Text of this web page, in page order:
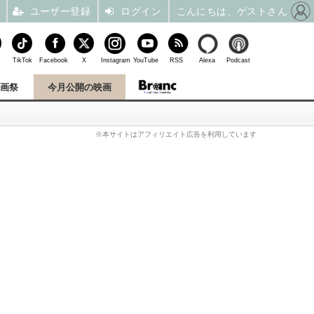
祭 今月公開の映画
※本サイトはアフィリエイト広告を利用しています
TikTok Facebook X Instagram YouTube RSS Alexa Podcast
ユーザー登録 ログイン こんにちは、ゲストさん